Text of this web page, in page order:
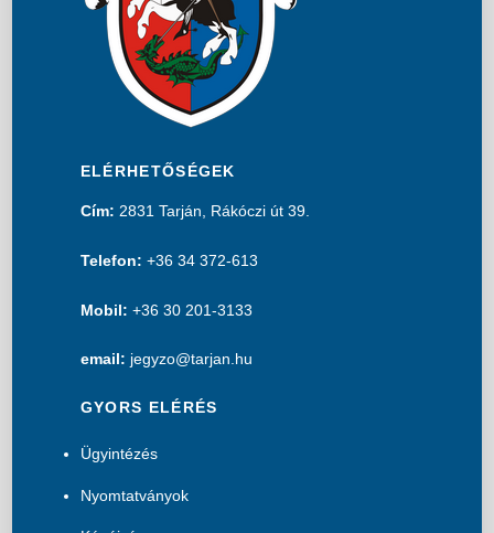
ELÉRHETŐSÉGEK
Cím: 2831 Tarján, Rákóczi út 39.
Telefon: +36 34 372-613
Mobil: +36 30 201-3133
email: jegyzo@tarjan.hu
GYORS ELÉRÉS
Ügyintézés
Nyomtatványok